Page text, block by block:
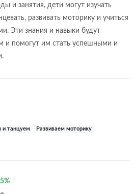
и занятия, дети могут изучать
развивать моторику и учиться
Эти знания и навыки будут
и помогут им стать успешными и
и танцуем Развиваем моторику